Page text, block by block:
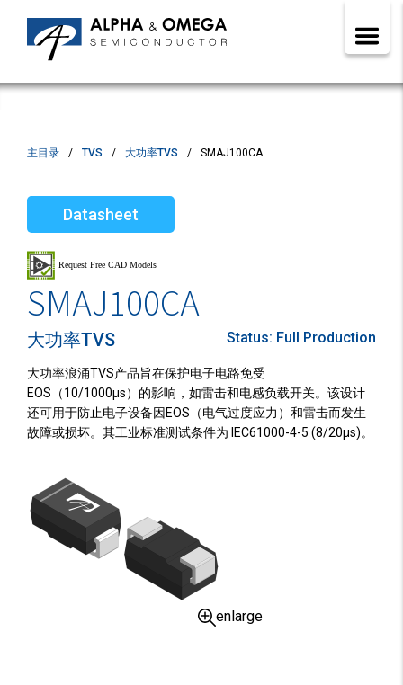
主目录 TVS 大功率TVS SMAJ100CA
Datasheet
SMAJ100CA
大功率TVS Status: Full Production
大功率浪涌TVS产品旨在保护电子电路免受
EOS（10/1000µs）的影响，如雷击和电感负载开关。该设计
还可用于防止电子设备因EOS（电气过度应力）和雷击而发生
故障或损坏。其工业标准测试条件为 IEC61000-4-5 (8/20µs)。
enlarge